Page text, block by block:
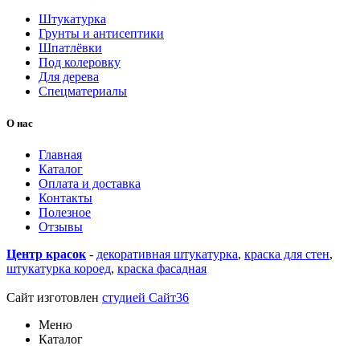
Штукатурка
Грунты и антисептики
Шпатлёвки
Под колеровку
Для дерева
Спецматериалы
О нас
Главная
Каталог
Оплата и доставка
Контакты
Полезное
Отзывы
Центр красок - декоративная штукатурка, краска для стен,
штукатурка короед, краска фасадная
Сайт изготовлен студией Сайт36
Меню
Каталог